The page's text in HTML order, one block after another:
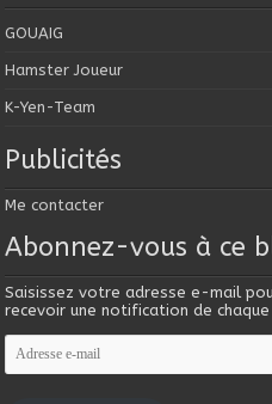
GOUAIG
Hamster Joueur
K-Yen-Team
Publicités
Me contacter
Abonnez-vous à ce
Saisissez votre adresse e-mail
recevoir une notification de
Adresse
e-
mail